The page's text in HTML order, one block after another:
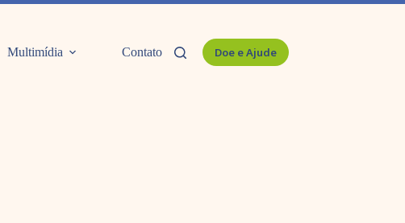
Multimídia Contato Doe e Ajude